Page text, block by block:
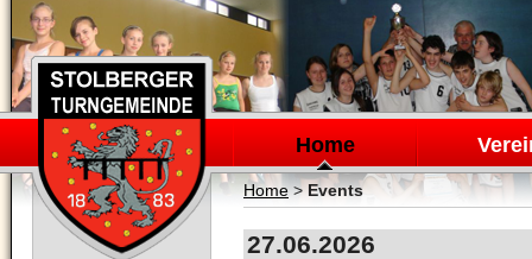
Navigation
überspringen
Home
Home> Events
27.06.2026